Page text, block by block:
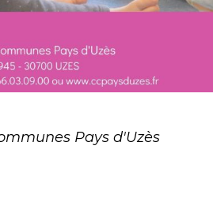
Pays d'Uzès